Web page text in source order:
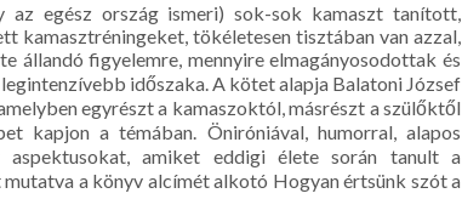
egész ország ismeri) sok-sok kamaszt tanított,
kamasztréningeket, tökéletesen tisztában van azzal,
állandó figyelemre, mennyire elmagányosodottak és
időszaka. A kötet alapja Balatoni József
egyrészt a kamaszoktól, másrészt a szülőktől
kapjon a témában. Öniróniával, humorral, alapos
amiket eddigi élete során tanult a
a könyv alcímét alkotó Hogyan értsünk szót a